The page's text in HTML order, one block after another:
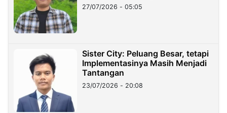
27/07/2026 - 05:05
Sister City: Peluang Besar, tetapi
Implementasinya Masih Menjadi
Tantangan
23/07/2026 - 20:08